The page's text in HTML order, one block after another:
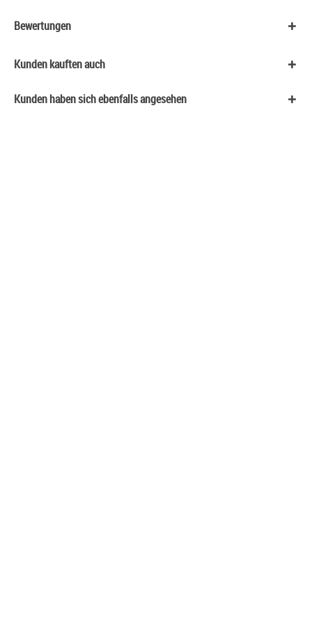
Bewertungen
Kunden kauften auch
Kunden haben sich ebenfalls angesehen